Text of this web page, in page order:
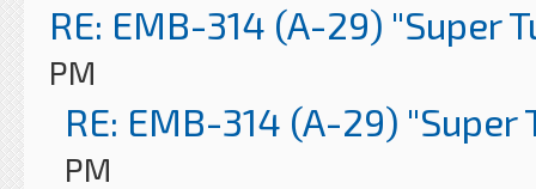
RE: EMB-314 (A-29) "Super
PM
RE: EMB-314 (A-29) "Super
PM